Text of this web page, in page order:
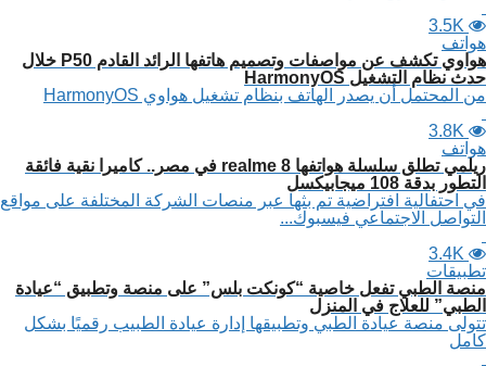
3.5K
هواتف
هواوي تكشف عن مواصفات وتصميم هاتفها الرائد القادم P50 خلال
حدث نظام التشغيل HarmonyOS
من المحتمل أن يصدر الهاتف بنظام تشغيل هواوي HarmonyOS
3.8K
هواتف
ريلمي تطلق سلسلة هواتفها realme 8 في مصر.. كاميرا نقية فائقة
التطور بدقة 108 ميجابيكسل
في احتفالية افتراضية تم بثها عبر منصات الشركة المختلفة على مواقع
التواصل الاجتماعي فيسبوك...
3.4K
تطبيقات
منصة الطبي تفعل خاصية “كونكت بلس” على منصة وتطبيق “عيادة
الطبي” للعلاج في المنزل
تتولى منصة عيادة الطبي وتطبيقها إدارة عيادة الطبيب رقميًا بشكل
كامل